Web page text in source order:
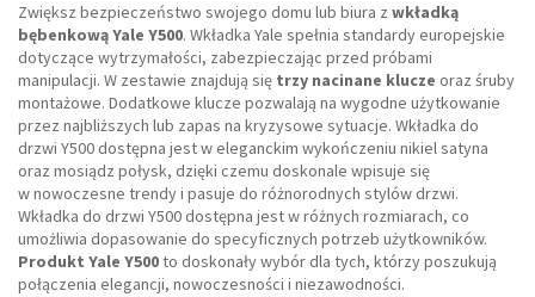
Zwiększ bezpieczeństwo swojego domu lub biura z wkładką
bębenkową Yale Y500. Wkładka Yale spełnia standardy europejskie
dotyczące wytrzymałości, zabezpieczając przed próbami
manipulacji. W zestawie znajdują się trzy nacinane klucze oraz śruby
montażowe. Dodatkowe klucze pozwalają na wygodne użytkowanie
przez najbliższych lub zapas na kryzysowe sytuacje. Wkładka do
drzwi Y500 dostępna jest w eleganckim wykończeniu nikiel satyna
oraz mosiądz połysk, dzięki czemu doskonale wpisuje się
w nowoczesne trendy i pasuje do różnorodnych stylów drzwi.
Wkładka do drzwi Y500 dostępna jest w różnych rozmiarach, co
umożliwia dopasowanie do specyficznych potrzeb użytkowników.
Produkt Yale Y500to doskonały wybór dla tych, którzy poszukują
połączenia elegancji, nowoczesności i niezawodności.